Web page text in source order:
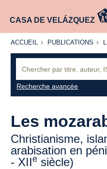
CASA DE VELÁZQUEZ
ACCUEIL
ACCUEIL PUBLICATIONS
PUBLICATIONS
Recherche avancée
Les
Christianisme,
arabisation en
- XIIe siècle)